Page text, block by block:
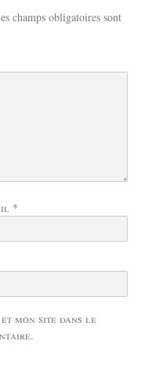
champs obligatoires sont
*
mon site dans le